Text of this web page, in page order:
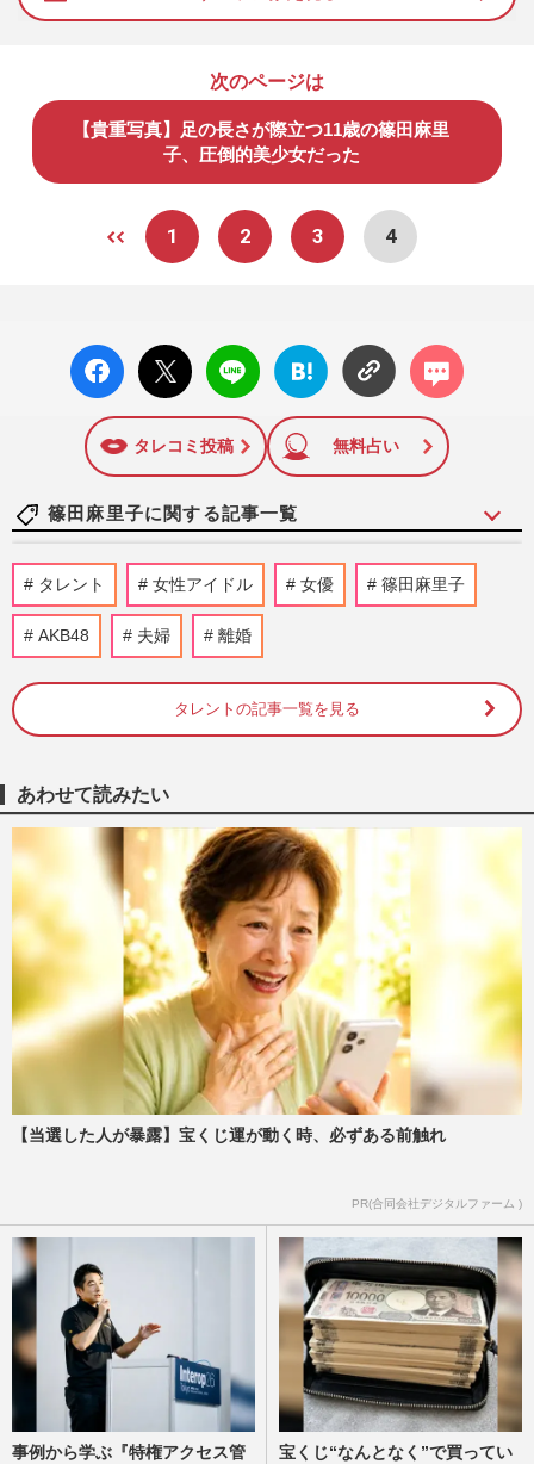
次のページは
【貴重写真】足の長さが際立つ11歳の篠田麻里
子、圧倒的美少女だった
1 2 3 4
facebo
ok い
X ポス
ト
LINE
はてな
ブック
に追加
コメン
ト
タレコミ投稿 無料占い
篠田麻里子に関する記事一覧
NHK紅白歌合戦に前田敦子らAKB48“神
7”が出場も「絶対的センター」にオファー
は届くか、芸能界引退した渡…
週刊女性PRIME
timelesz寺西拓人が『迷宮のしおり』で声
優初挑戦も「プロモーションありきの人選
週刊女性PRIME
元AKB48・篠田麻里子、阪神のユニフォ
ーム姿で巨人戦を観戦も「正規品じゃない
と確信」ファンが気づいた“…
週刊女性PRIME 2025/8/20
藤原紀香が所属する倒産決定の大手芸能プ
ロ『サムデイ』社長が4000万円を横領！昨
年は高額ギャラを未払い、…
週刊女性PRIME 2024/12/27
波瑠、向井理『ホリ・エージェンシー』合
タレント 女性アイドル 女優 篠田麻里子
AKB48 夫婦 離婚
タレントの記事一覧を見る
あわせて読みたい
【当選した人が暴露】宝くじ運が動く時、必ずある前触れ
PR(合同会社デジタルファーム )
事例から学ぶ『特権アクセス管
宝くじ“なんとなく”で買ってい